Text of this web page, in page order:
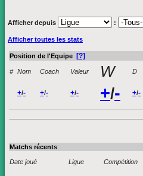
Afficher depuis :
Afficher toutes les stats
Position de l'Equipe [?]
# Nom Coach Valeur W D
+/- +/- +/- +/- +/-
Matchs récents
Date joué Ligue Compétition